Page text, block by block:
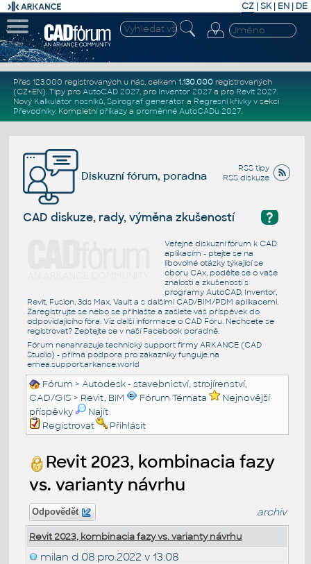
CZ | SK| EN | DE
Přes 123.000 registrovaných u nás, celkem 1.130.000registrovaných
(CZ+EN). Tipy pro AutoCAD 2027, pro Inventor 2027a pro Revit 2027.
Nový Kalkulátor nosníků, Spirograf generátor a Regresní křivkyv sekci
Převodníky. Kompletní příkazya proměnné AutoCADu 2027.
RSS tipy
RSS diskuze
Diskuzní fórum, poradna
?
CAD diskuze, rady, výměna zkušeností
Veřejné diskuzní fórum k CAD
aplikacím - ptejte se na
libovolné otázky týkající se
oboru CAx, podělte se o vaše
znalosti a zkušenosti s
programy AutoCAD, Inventor,
Revit, Fusion, 3ds Max, Vault a s dalšími CAD/BIM/PDM aplikacemi.
Zaregistrujte se nebo se přihlašte a zašlete váš příspěvek do
odpovídajícího fóra. Viz další informace o CAD Fóru. Nechcete se
registrovat? Zeptejte se v naší Facebook poradně.
Fórum nenahrazuje technický support firmy ARKANCE (CAD
Studio) - přímá podpora pro zákazníky funguje na
emea.support.arkance.world
Fórum >Autodesk - stavebnictví, strojírenství,
CAD/GIS > Revit, BIM Fórum Témata
Nejnovější
příspěvky
Najít
Registrovat
Přihlásit
Revit 2023, kombinacia fazy
vs. varianty návrhu
Odpovědět archiv
Revit 2023, kombinacia fazy vs. varianty návrhu
milan d 08.pro.2022 v 13:08